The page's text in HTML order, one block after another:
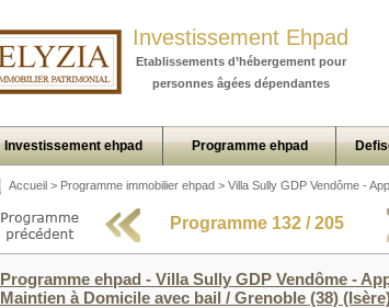
Investissement Ehpad
Etablissements d’hébergement pour
personnes âgées dépendantes
Investissement ehpad Programme ehpad
Accueil > Programme immobilier ehpad > Villa Sully GDP Vendôme -
Programme 132 / 205
Programme ehpad - Villa Sully GDP Vendôme -
Maintien à Domicile avec bail / Grenoble (38)